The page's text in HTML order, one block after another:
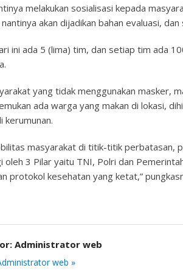
melakukan sosialisasi kepada
akan dijadikan bahan evaluasi,
ini ada 5 (lima) tim, dan setiap tim ada
yang tidak menggunakan masker,
ada warga yang makan di lokasi,
kerumunan.
masyarakat di titik-titik perbatasan,
oleh 3 Pilar yaitu TNI, Polri dan
protokol kesehatan yang ketat,”
Administrator web
web »